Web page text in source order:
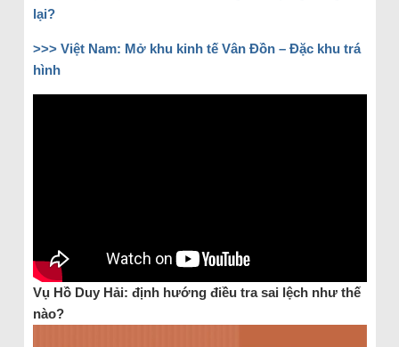
lại?
>>> Việt Nam: Mở khu kinh tế Vân Đồn – Đặc khu trá
hình
Vụ Hồ Duy Hải: định hướng điều tra sai lệch như thế
nào?